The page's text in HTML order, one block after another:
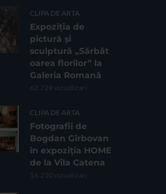
CLIPA DE ARTA
Expoziția de
pictură și
sculptură „Sărbăt
oarea florilor” la
Galeria Romană
62.729 vizualizari
CLIPA DE ARTA
Fotografii de
Bogdan Gîrbovan
în expoziția HOME
de la Vila Catena
16.210 vizualizari